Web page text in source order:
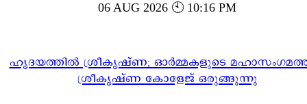
06 AUG 2026 🕙 10:16 PM
ഹൃദയത്തിൽ ശ്രീകൃഷ്ണ; ഓർമ്മകളുടെ
ശ്രീകൃഷ്ണ കോളേജ് ഒരുങ്ങുന്നു